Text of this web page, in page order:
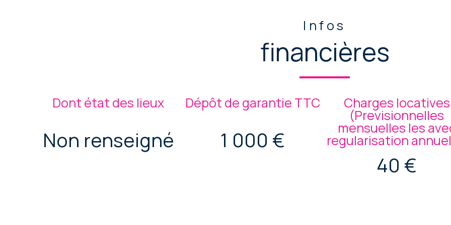
Infos
financières
Dont état des lieux
Non renseigné
Dépôt de garantie TTC
1 000 €
Charges locatives
(Previsionnelles
mensuelles les
regularisation
40 €